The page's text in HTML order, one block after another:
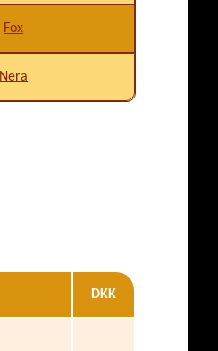
Fox
Nera
DKK